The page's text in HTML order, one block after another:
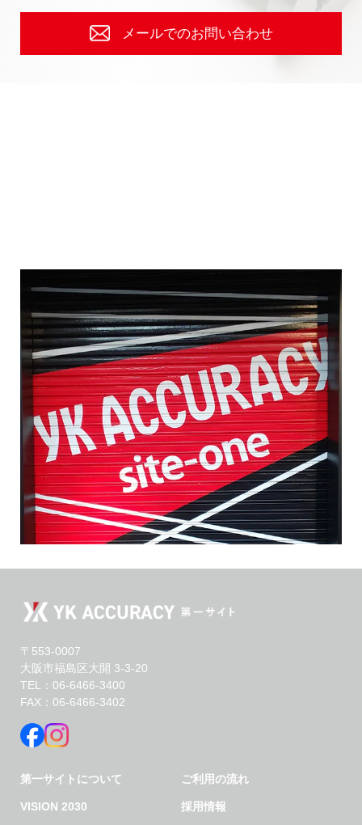
メールでのお問い合わせ
〒553-0007
大阪市福島区大開 3-3-20
TEL：06-6466-3400
FAX：06-6466-3402
第一サイトについて
VISION 2030
ご利用の流れ
採用情報